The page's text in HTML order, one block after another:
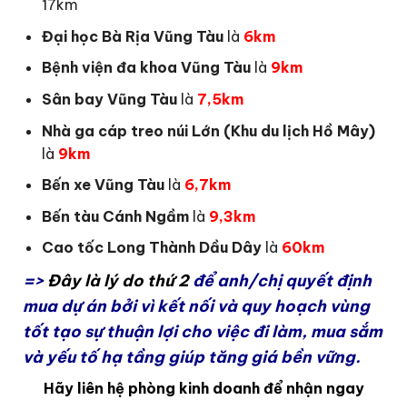
17km
Đại học Bà Rịa Vũng Tàulà 6km
Bệnh viện đa khoa Vũng Tàulà 9km
Sân bay Vũng Tàulà 7,5km
Nhà ga cáp treo núi Lớn (Khu du lịch Hồ Mây)
là 9km
Bến xe Vũng Tàulà 6,7km
Bến tàu Cánh Ngầmlà 9,3km
Cao tốc Long Thành Dầu Dâylà 60km
=>Đây là lý do thứ 2để anh/chị quyết định
mua dự án bởi vì kết nối và quy hoạch vùng
tốt tạo sự thuận lợi cho việc đi làm, mua sắm
và yếu tố hạ tầng giúp tăng giá bền vững.
Hãy liên hệ phòng kinh doanh để nhận ngay